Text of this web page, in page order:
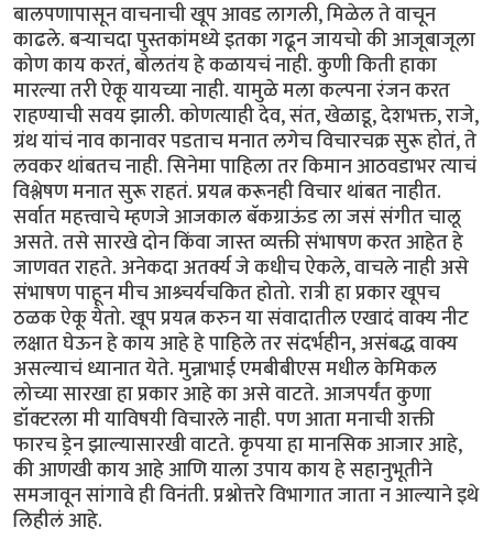
बालपणापासून वाचनाची खूप आवड लागली, मिळेल ते वाचून
काढले. बऱ्याचदा पुस्तकांमध्ये इतका गढून जायचो की आजूबाजूला
कोण काय करतं, बोलतंय हे कळायचं नाही. कुणी किती हाका
मारल्या तरी ऐकू यायच्या नाही. यामुळे मला कल्पना रंजन करत
राहण्याची सवय झाली. कोणत्याही देव, संत, खेळाडू, देशभक्त, राजे,
ग्रंथ यांचं नाव कानावर पडताच मनात लगेच विचारचक्र सुरू होतं, ते
लवकर थांबतच नाही. सिनेमा पाहिला तर किमान आठवडाभर त्याचं
विश्लेषण मनात सुरू राहतं. प्रयत्न करूनही विचार थांबत नाहीत.
सर्वात महत्त्वाचे म्हणजे आजकाल बॅकग्राऊंड ला जसं संगीत चालू
असते. तसे सारखे दोन किंवा जास्त व्यक्ती संभाषण करत आहेत हे
जाणवत राहते. अनेकदा अतर्क्य जे कधीच ऐकले, वाचले नाही असे
संभाषण पाहून मीच आश्र्चर्यचकित होतो. रात्री हा प्रकार खूपच
ठळक ऐकू येतो. खूप प्रयत्न करुन या संवादातील एखादं वाक्य नीट
लक्षात घेऊन हे काय आहे हे पाहिले तर संदर्भहीन, असंबद्ध वाक्य
असल्याचं ध्यानात येते. मुन्नाभाई एमबीबीएस मधील केमिकल
लोच्या सारखा हा प्रकार आहे का असे वाटते. आजपर्यंत कुणा
डॉक्टरला मी याविषयी विचारले नाही. पण आता मनाची शक्ती
फारच ड्रेन झाल्यासारखी वाटते. कृपया हा मानसिक आजार आहे,
की आणखी काय आहे आणि याला उपाय काय हे सहानुभूतीने
समजावून सांगावे ही विनंती. प्रश्नोत्तरे विभागात जाता न आल्याने इथे
लिहीलं आहे.